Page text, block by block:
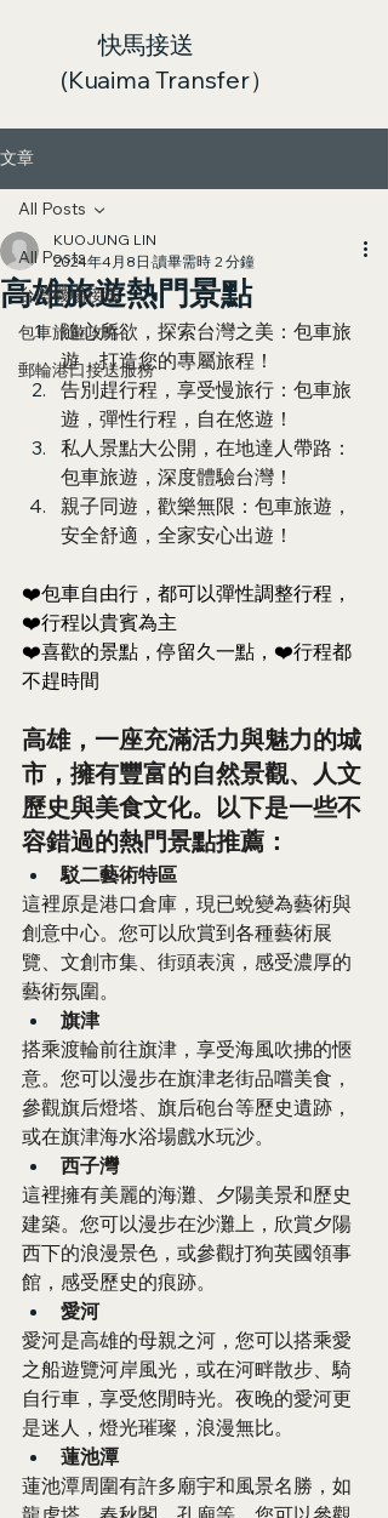
快馬接送
(Kuaima Transfer）
文章
All Posts
台灣機場接送
包車旅遊攻略
郵輪港口接送服務
All Posts
高雄旅遊熱門景點
KUOJUNG LIN
2024年4月8日 讀畢需時 2 分鐘
隨心所欲，探索台灣之美：包車旅
遊，打造您的專屬旅程！
告別趕行程，享受慢旅行：包車旅
遊，彈性行程，自在悠遊！
私人景點大公開，在地達人帶路：
包車旅遊，深度體驗台灣！
親子同遊，歡樂無限：包車旅遊，
安全舒適，全家安心出遊！
❤️包車自由行，都可以彈性調整行程，
❤️行程以貴賓為主
❤️喜歡的景點，停留久一點，❤️行程都
不趕時間
高雄，一座充滿活力與魅力的城
市，擁有豐富的自然景觀、人文
歷史與美食文化。以下是一些不
容錯過的熱門景點推薦：
駁二藝術特區
這裡原是港口倉庫，現已蛻變為藝術與
創意中心。您可以欣賞到各種藝術展
覽、文創市集、街頭表演，感受濃厚的
藝術氛圍。
旗津
搭乘渡輪前往旗津，享受海風吹拂的愜
意。您可以漫步在旗津老街品嚐美食，
參觀旗后燈塔、旗后砲台等歷史遺跡，
或在旗津海水浴場戲水玩沙。
西子灣
這裡擁有美麗的海灘、夕陽美景和歷史
建築。您可以漫步在沙灘上，欣賞夕陽
西下的浪漫景色，或參觀打狗英國領事
館，感受歷史的痕跡。
愛河
愛河是高雄的母親之河，您可以搭乘愛
之船遊覽河岸風光，或在河畔散步、騎
自行車，享受悠閒時光。夜晚的愛河更
是迷人，燈光璀璨，浪漫無比。
蓮池潭
蓮池潭周圍有許多廟宇和風景名勝，如